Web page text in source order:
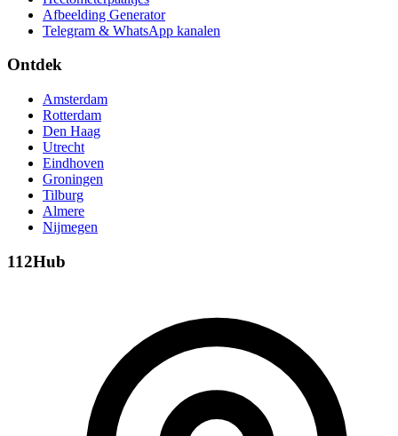
Afbeelding Generator
Telegram & WhatsApp kanalen
Ontdek
Amsterdam
Rotterdam
Den Haag
Utrecht
Eindhoven
Groningen
Tilburg
Almere
Nijmegen
112Hub